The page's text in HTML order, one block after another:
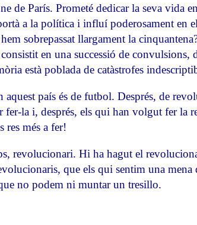
de París. Prometé dedicar la seva vida
a la política i influí poderosament en
sobrepassat llargament la
en una successió de convulsions,
està poblada de catàstrofes
aquest país és de futbol. Després, de
la i, després, els qui han volgut fer la
res més a fer!
revolucionari. Hi ha hagut el
que els qui sentim una mena
no podem ni muntar un tresillo.